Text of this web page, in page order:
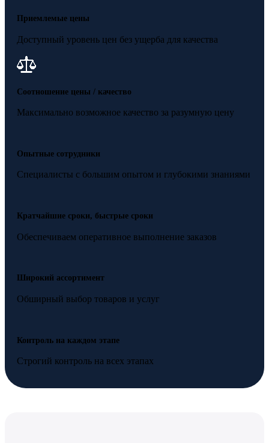
Приемлемые цены
Доступный уровень цен без ущерба для качества
Соотношение цены / качество
Максимально возможное качество за разумную цену
Опытные сотрудники
Специалисты с большим опытом и глубокими знаниями
Кратчайшие сроки, быстрые сроки
Обеспечиваем оперативное выполнение заказов
Широкий ассортимент
Обширный выбор товаров и услуг
Контроль на каждом этапе
Строгий контроль на всех этапах